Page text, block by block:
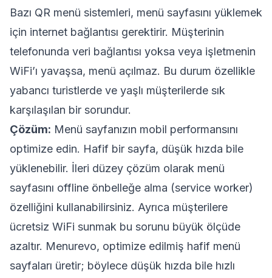
Bazı QR menü sistemleri, menü sayfasını yüklemek
için internet bağlantısı gerektirir. Müşterinin
telefonunda veri bağlantısı yoksa veya işletmenin
WiFi’ı yavaşsa, menü açılmaz. Bu durum özellikle
yabancı turistlerde ve yaşlı müşterilerde sık
karşılaşılan bir sorundur.
Çözüm: Menü sayfanızın mobil performansını
optimize edin. Hafif bir sayfa, düşük hızda bile
yüklenebilir. İleri düzey çözüm olarak menü
sayfasını offline önbelleğe alma (service worker)
özelliğini kullanabilirsiniz. Ayrıca müşterilere
ücretsiz WiFi sunmak bu sorunu büyük ölçüde
azaltır. Menurevo, optimize edilmiş hafif menü
sayfaları üretir; böylece düşük hızda bile hızlı